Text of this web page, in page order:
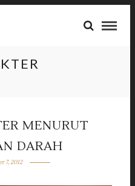
MENURUT
DARAH
7, 2012